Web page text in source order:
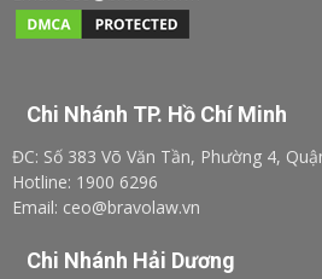
Chi Nhánh TP. Hồ Chí Minh
ĐC: Số 383 Võ Văn Tần, Phường 4,
Hotline: 1900 6296
Email: ceo@bravolaw.vn
Chi Nhánh Hải Dương